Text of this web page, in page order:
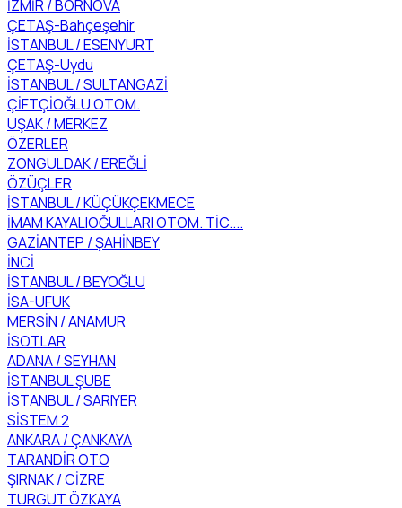
İZMİR / BORNOVA
ÇETAŞ-Bahçeşehir
İSTANBUL / ESENYURT
ÇETAŞ-Uydu
İSTANBUL / SULTANGAZİ
ÇİFTÇİOĞLU OTOM.
UŞAK / MERKEZ
ÖZERLER
ZONGULDAK / EREĞLİ
ÖZÜÇLER
İSTANBUL / KÜÇÜKÇEKMECE
İMAM KAYALIOĞULLARI OTOM. TİC....
GAZİANTEP / ŞAHİNBEY
İNCİ
İSTANBUL / BEYOĞLU
İSA-UFUK
MERSİN / ANAMUR
İSOTLAR
ADANA / SEYHAN
İSTANBUL ŞUBE
İSTANBUL / SARIYER
SİSTEM 2
ANKARA / ÇANKAYA
TARANDİR OTO
ŞIRNAK / CİZRE
TURGUT ÖZKAYA